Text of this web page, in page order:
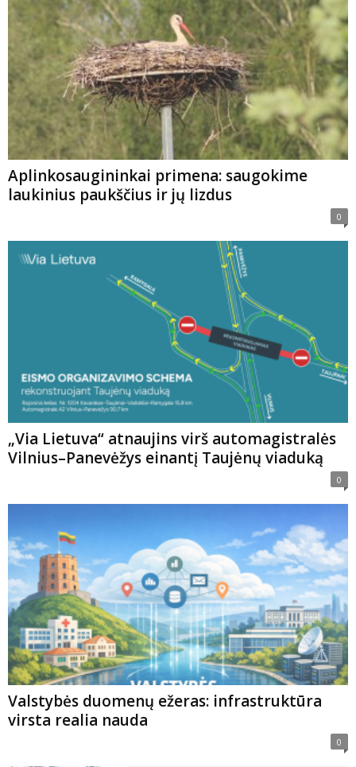
Aplinkosaugininkai primena: saugokime
laukinius paukščius ir jų lizdus
0
„Via Lietuva“ atnaujins virš automagistralės
Vilnius–Panevėžys einantį Taujėnų viaduką
0
Valstybės duomenų ežeras: infrastruktūra
virsta realia nauda
0